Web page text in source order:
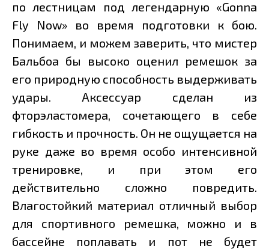
по лестницам под легендарную «Gonna
Fly Now» во время подготовки к бою.
Понимаем, и можем заверить, что мистер
Бальбоа бы высоко оценил ремешок за
его природную способность выдерживать
удары. Аксессуар сделан из
фторэластомера, сочетающего в себе
гибкость и прочность. Он не ощущается на
руке даже во время особо интенсивной
тренировке, и при этом его
действительно сложно повредить.
Влагостойкий материал отличный выбор
для спортивного ремешка, можно и в
бассейне поплавать и пот не будет